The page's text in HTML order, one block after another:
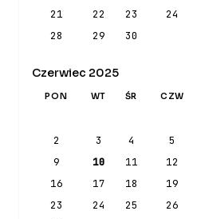
21
22 23 24
28
29 30
Czerwiec 2025
PON WT ŚR CZW
2
3 4 5
9
10 11 12
16
17 18 19
23
24 25 26